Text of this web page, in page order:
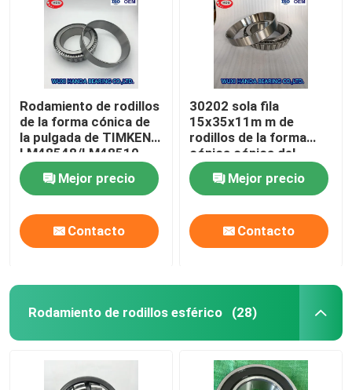
Rodamiento de rodillos
de la forma cónica de
la pulgada de TIMKEN
LM48548/LM48510
LM48548/LM48511A
Mejor precio
Contacto
30202 sola fila
15x35x11m m de
rodillos de la forma
cónica cónica del
rodamiento SKF para el
compresor de aire
Mejor precio
Contacto
Rodamiento de rodillos esférico (28)